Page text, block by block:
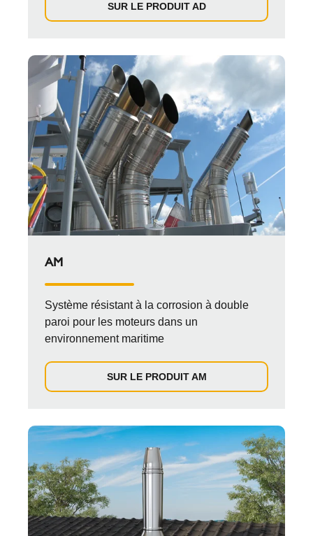
SUR LE PRODUIT AD
AM
Système résistant à la corrosion à double
paroi pour les moteurs dans un
environnement maritime
SUR LE PRODUIT AM